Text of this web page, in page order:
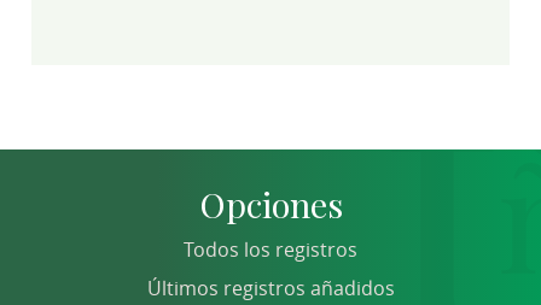
Opciones
Todos los registros
Últimos registros añadidos